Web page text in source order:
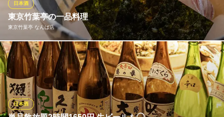
かじや町 加寸’吉
日本橋の割烹・小料理店
大阪メトロ千日前線日本橋駅 徒歩5分
大阪府大阪市中央区島之内2-10-26 大平ハイツ1F
東京竹葉亭の一品料理
東京竹葉亭 なんば店
日本酒
《鰻や旬の食材に合う、厳選した美酒》 鰻以外の一品料理も多種
揃えており、それに合う幅広い日本酒をご用意しております。 お
客様のお好みに合わせてのご提案いたします。
東京竹葉亭 なんば店
鰻料理と旬の日本料理
日本酒